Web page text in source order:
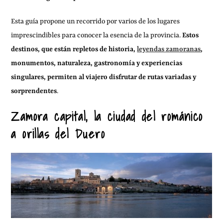
Esta guía propone un recorrido por varios de los lugares
imprescindibles para conocer la esencia de la provincia.Estos
destinos, que están repletos de historia,leyendas zamoranas,
monumentos, naturaleza, gastronomía y experiencias
singulares, permiten al viajero disfrutar de rutas variadas y
sorprendentes.
Zamora capital, la ciudad del románico
a orillas del Duero